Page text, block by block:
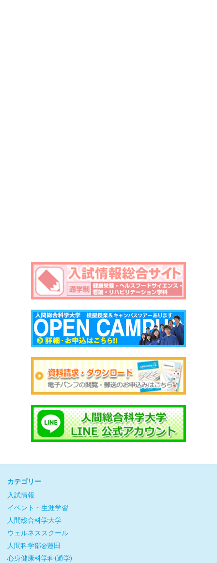
カテゴリー
入試情報
イベント・生涯学習
人間総合科学大学
ウェルネススクール
人間科学部@蓮田
心身健康科学科(通学)